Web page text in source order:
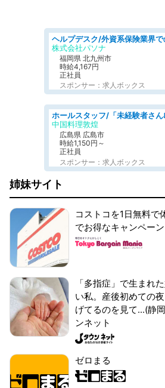
株式会社パソナ
福岡県 北九州市
時給4,167円
正社員
スポンサー：求人ボックス
中国料理敦煌
広島県 広島市
時給1,150円～
正社員
スポンサー：求人ボックス
姉妹サイト
コストコを1日無料で
でお得なキャンペー
「多指症」で生まれ
い私。産後初めての
げてるのを見て...(静
ンネット
ゼロまる